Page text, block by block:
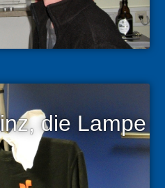
die Lampe